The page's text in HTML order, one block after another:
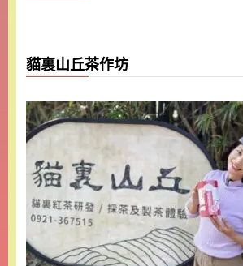
貓裏山丘茶作坊